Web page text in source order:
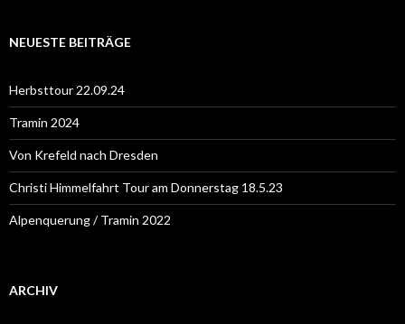
e
a
c
h
:
NEUESTE BEITRÄGE
Herbsttour 22.09.24
Tramin 2024
Von Krefeld nach Dresden
Christi Himmelfahrt Tour am Donnerstag 18.5.23
Alpenquerung / Tramin 2022
ARCHIV